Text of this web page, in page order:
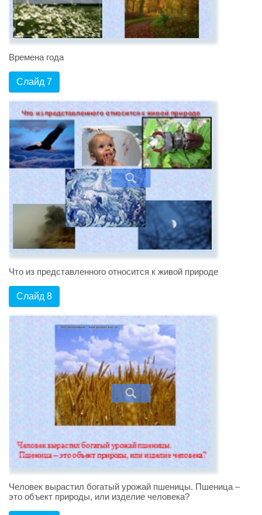
Времена года
Слайд 7
Что из представленного относится к живой природе
Слайд 8
Человек вырастил богатый урожай пшеницы. Пшеница –
это объект природы, или изделие человека?